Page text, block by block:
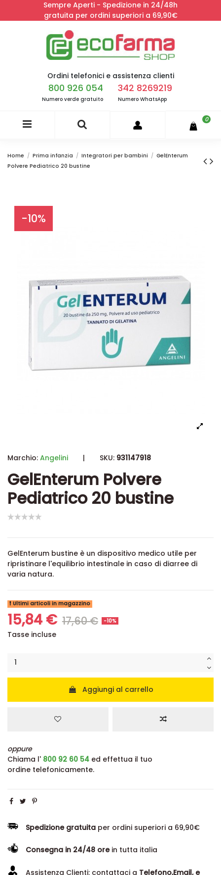
Sempre Aperti - Spedizione in 24/48h
gratuita per ordini superiori a 69,90€
Ordini telefonici e assistenza clienti
800 926 054
Numero verde gratuito
342 8269219
Numero WhatsApp
0
Home Prima infanzia Integratori per bambini
GelEnterum
Polvere Pediatrico 20 bustine
-10%
Marchio: Angelini | SKU: 931147918
GelEnterum Polvere
Pediatrico 20 bustine
GelEnterum bustine è un dispositivo medico utile per
ripristinare l'equilibrio intestinale in caso di diarree di
varia natura.
Ultimi articoli in magazzino
15,84 € 17,60 € -10%
Tasse incluse
Aggiungi al carrello
oppure
Chiama l' 800 92 60 54 ed effettua il tuo
ordine telefonicamente.
Spedizione gratuita per ordini superiori a 69,90€
Consegna in 24/48 orein tutta italia
Assistenza Clienti: contattaci a Telefono,Email, e